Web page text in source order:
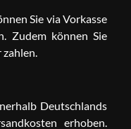
Sie via Vorkasse
Zudem können Sie
Deutschlands
erhoben.